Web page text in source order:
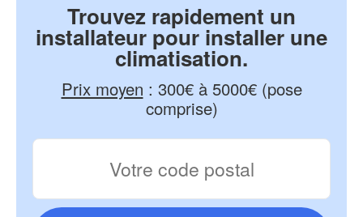
Trouvez rapidement un
installateur pour installer une
climatisation.
Prix moyen : 300€ à 5000€ (pose
comprise)